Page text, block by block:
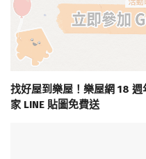
找好屋到樂屋！樂屋網 18
家 LINE 貼圖免費送